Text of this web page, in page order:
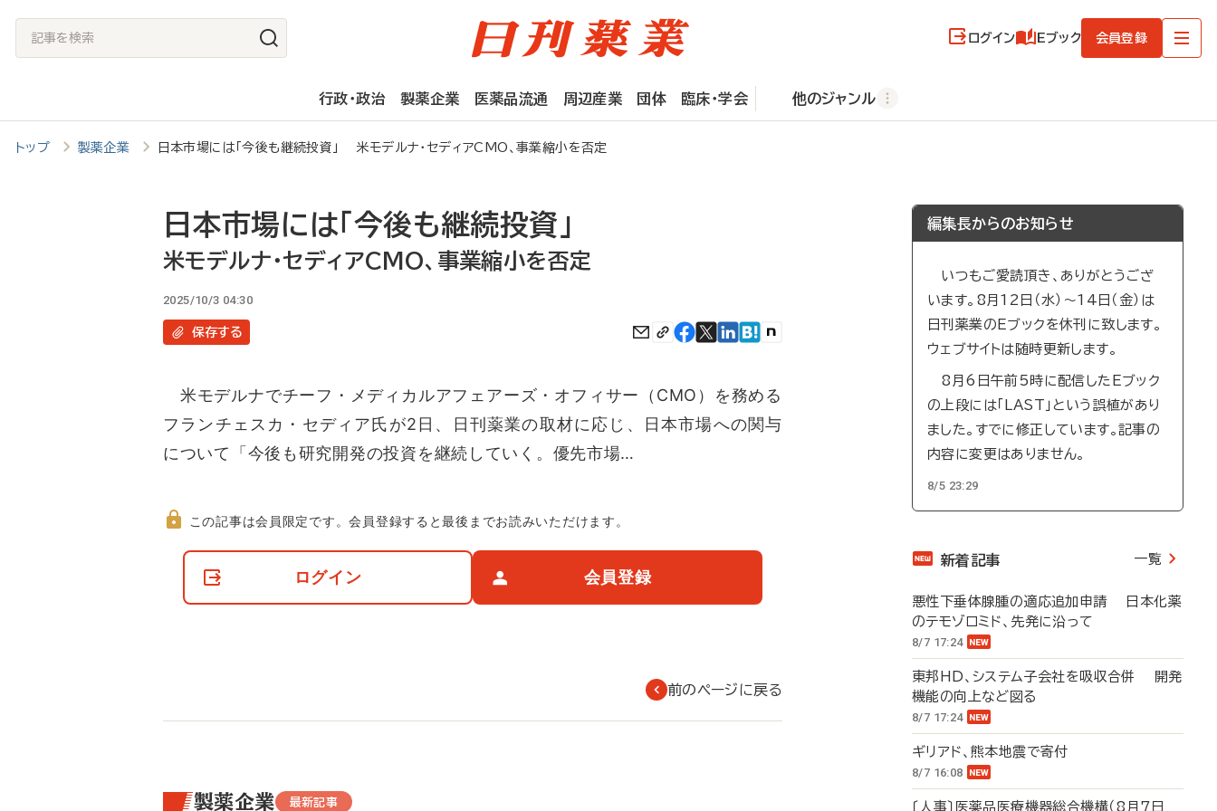
記
事
検
索
ログイン Eブック 会員登録
行政・政治 製薬企業 医薬品流通 周辺産業 団体 臨床・学会 他のジャンル
トップ 製薬企業 日本市場には「今後も継続投資」 米モデルナ・セディアCMO、事業縮小を否定
日本市場には「今後も継続投資」
米モデルナ・セディアCMO、事業縮小を否定
2025/10/3 04:30
保存する
米モデルナでチーフ・メディカルアフェアーズ・オフィサー（CMO）を務める
フランチェスカ・セディア氏が2日、日刊薬業の取材に応じ、日本市場への関与
について「今後も研究開発の投資を継続していく。優先市場…
て
この記事は会員限定です。会員登録すると最後までお読みいただけます。
ログイン 会員登録
前のページに戻る
製薬企業 最新記事
編集長からのお知らせ
いつもご愛読頂き、ありがとうござ
います。8月12日（水）～14日（金）は
日刊薬業のEブックを休刊に致します。
ウェブサイトは随時更新します。
8月6日午前5時に配信したEブック
の上段には「LAST」という誤植があり
ました。すでに修正しています。記事の
内容に変更はありません。
8/5 23:29
新着記事 一覧
悪性下垂体腺腫の適応追加申請 日本化薬
のテモゾロミド、先発に沿って
8/7 17:24
東邦HD、システム子会社を吸収合併 開発
機能の向上など図る
8/7 17:24
ギリアド、熊本地震で寄付
8/7 16:08
〔人事〕医薬品医療機器総合機構（8月7日